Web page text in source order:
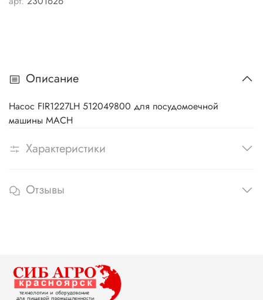
Описание
Насос FIR1227LH 512049800 для посудомоечной
машины MACH
Характеристики
Отзывы